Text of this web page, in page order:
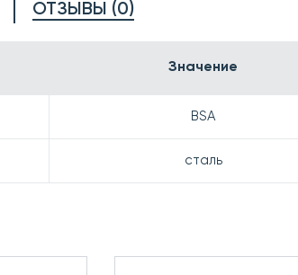
ОТЗЫВЫ (0)
Значение
BSA
сталь